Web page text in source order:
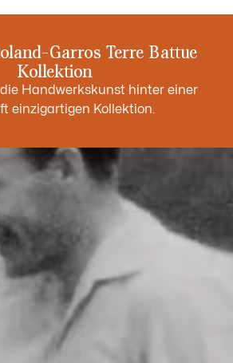
Garros Terre Battue
Kollektion
Handwerkskunst hinter einer
einzigartigen Kollektion.